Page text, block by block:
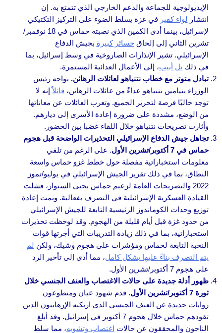
الإيديولوجية للجماعة والدعم الخارجي الذي تتمتع به. إن
انتشار لواء كفير في غزة يسلط الضوء على التركيز التكتيكي
لإسرائيل، بينما أدى الكمين الذي نصبته حماس في 18 نوفمبر/
تشرين الثاني إلى إلحاق خسائر كبيرة بجيش الدفاع
الإسرائيلي. تشير الإنذارات الصاروخية في وسط إسرائيل، بما
في ذلكتل أبيب، إلى الأعمال العدائية المستمرة.
تبادل متوتر مع خطاب نتنياهو لعائلات الرهائن. يواجه رئيس
الوزراء بنيامين نتنياهو عداءً من عائلات الرهائن، قائلاًإنه لا
توجد حاليًا فرصة لتحرير الجميع. وتعرب العائلات عن معاناتها
من الوضع، مشددة على ضرورة إعادة الأسرى إلى ديارهم.
وأثارت تصريحات نتنياهو خلال اللقاء غضبا بين الحضور.
تجاهل جيش الدفاع الإسرائيلي التحذيرات الواضحة قبل هجوم
حماس في 7 أكتوبر/تشرين الأول
. على الرغم من تلقي
معلومات استخباراتية مفصلة حول خطط غزو حماس واسعة
النطاق، بما في ذلك تقرير الجيش الإسرائيلي في يوليو/تموز
2022 والتصريحات العامة لزعيم حماس يحيى السنوار، فشلت
القيادة العسكرية الإسرائيلية في التصرف بفعالية. وتمت إعادة
توزيع وحدات الكوماندوز الرئيسية التابعة للجيش الإسرائيلي
من حدود غزة قبل أيام قليلة من الهجوم. وقد لوحظت تحذيرات
استخباراتية، بما في ذلك زيادة التدريبات التي أجرتها قوات
النخبة التابعة لحماس ومؤشرات على هجوم وشيك، ولكن لم
يتم التصرف بناءً عليها بشكل كامل، مما أدى إلى تأخير الرد
على هجوم 7 أكتوبر/تشرين الأول.
ظهور أدلة جديدة على حالات الاغتصاب والعنف الجنسي خلال
ثورة 7 أكتوبر/تشرين الأول.
قدم شهود عيان ومتطوعون
روايات جديدة عن العنف الجنسي الذي ارتكبه الإرهابيون الذين
تقودهم حماس خلال هجوم 7 أكتوبر في إسرائيل. وقد أبلغ
الناجون والمحققون عن حالات اغتصاب وتشويه، مما سلط